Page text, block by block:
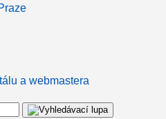
a webmastera